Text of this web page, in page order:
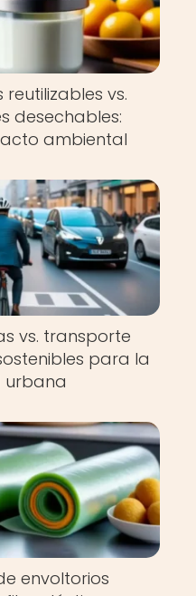
reutilizables vs.
desechables:
ambiental
vs. transporte
para la
urbana
envoltorios